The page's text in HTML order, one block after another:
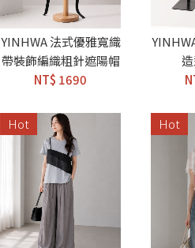
YINHWA 法式優雅寬織
帶裝飾編織粗針遮陽帽
NT$ 1690
Hot Hot